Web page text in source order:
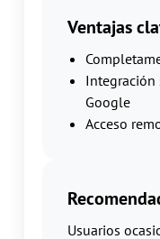
Ventajas
Integración
Google
Acceso
Usuarios